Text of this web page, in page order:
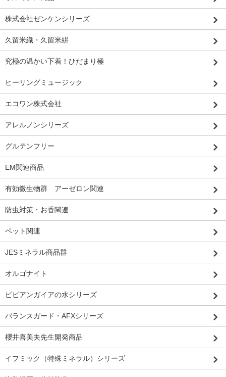
株式会社ゼンケンシリーズ
久留米織・久留米絣
究極の温かい下着！ひだまり極
ヒーリングミュージック
エコワン株式会社
アレルノンシリーズ
グルテンフリー
EM関連商品
有効微生物群 アーゼロン関連
防虫対策・お香関連
ペット関連
JESミネラル商品群
オルゴナイト
ビビアンガイアの水シリーズ
バランスガード・AFXシリーズ
櫻井喜美夫先生開発商品
イフミック（特殊ミネラル）シリーズ